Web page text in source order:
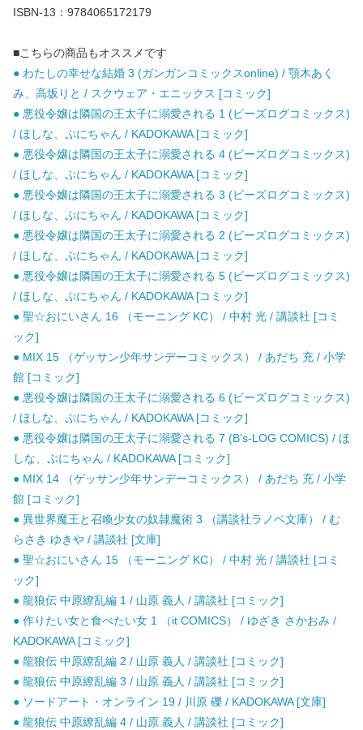
ISBN-13：9784065172179
■こちらの商品もオススメです
● わたしの幸せな結婚 3 (ガンガンコミックスonline) / 顎木あく
み、高坂りと / スクウェア・エニックス [コミック]
● 悪役令嬢は隣国の王太子に溺愛される 1 (ビーズログコミックス)
/ ほしな、ぷにちゃん / KADOKAWA [コミック]
● 悪役令嬢は隣国の王太子に溺愛される 4 (ビーズログコミックス)
/ ほしな、ぷにちゃん / KADOKAWA [コミック]
● 悪役令嬢は隣国の王太子に溺愛される 3 (ビーズログコミックス)
/ ほしな、ぷにちゃん / KADOKAWA [コミック]
● 悪役令嬢は隣国の王太子に溺愛される 2 (ビーズログコミックス)
/ ほしな、ぷにちゃん / KADOKAWA [コミック]
● 悪役令嬢は隣国の王太子に溺愛される 5 (ビーズログコミックス)
/ ほしな、ぷにちゃん / KADOKAWA [コミック]
● 聖☆おにいさん 16 （モーニング KC） / 中村 光 / 講談社 [コミ
ック]
● MIX 15 （ゲッサン少年サンデーコミックス） / あだち 充 / 小学
館 [コミック]
● 悪役令嬢は隣国の王太子に溺愛される 6 (ビーズログコミックス)
/ ほしな、ぷにちゃん / KADOKAWA [コミック]
● 悪役令嬢は隣国の王太子に溺愛される 7 (B’s-LOG COMICS) / ほ
しな、ぷにちゃん / KADOKAWA [コミック]
● MIX 14 （ゲッサン少年サンデーコミックス） / あだち 充 / 小学
館 [コミック]
● 異世界魔王と召喚少女の奴隷魔術 3 （講談社ラノベ文庫） / む
らさき ゆきや / 講談社 [文庫]
● 聖☆おにいさん 15 （モーニング KC） / 中村 光 / 講談社 [コミ
ック]
● 龍狼伝 中原繚乱編 1 / 山原 義人 / 講談社 [コミック]
● 作りたい女と食べたい女 1 （it COMICS） / ゆざき さかおみ /
KADOKAWA [コミック]
● 龍狼伝 中原繚乱編 2 / 山原 義人 / 講談社 [コミック]
● 龍狼伝 中原繚乱編 3 / 山原 義人 / 講談社 [コミック]
● ソードアート・オンライン 19 / 川原 礫 / KADOKAWA [文庫]
● 龍狼伝 中原繚乱編 4 / 山原 義人 / 講談社 [コミック]